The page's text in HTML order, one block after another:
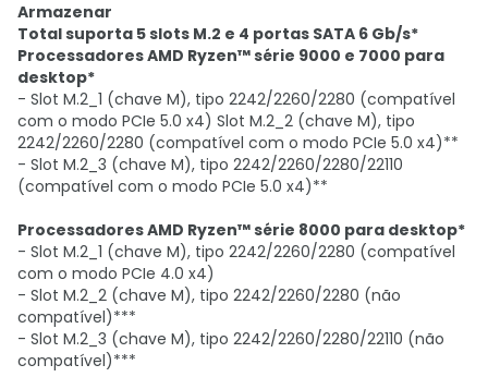
Armazenar
Total suporta 5 slots M.2 e 4 portas SATA 6 Gb/s*
Processadores AMD Ryzen™ série 9000 e 7000 para
desktop*
- Slot M.2_1 (chave M), tipo 2242/2260/2280 (compatível
com o modo PCIe 5.0 x4) Slot M.2_2 (chave M), tipo
2242/2260/2280 (compatível com o modo PCIe 5.0 x4)**
- Slot M.2_3 (chave M), tipo 2242/2260/2280/22110
(compatível com o modo PCIe 5.0 x4)**
Processadores AMD Ryzen™ série 8000 para desktop*
- Slot M.2_1 (chave M), tipo 2242/2260/2280 (compatível
com o modo PCIe 4.0 x4)
- Slot M.2_2 (chave M), tipo 2242/2260/2280 (não
compatível)***
- Slot M.2_3 (chave M), tipo 2242/2260/2280/22110 (não
compatível)***